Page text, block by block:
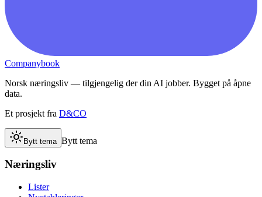
Companybook
Norsk næringsliv — tilgjengelig der din AI jobber. Bygget på åpne
data.
Et prosjekt fra D&CO
Bytt tema Bytt tema
Næringsliv
Lister